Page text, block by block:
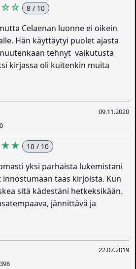
8 / 10
Celaenan luonne ei oikein
Hän käyttäytyi puolet ajasta
tehnyt vaikutusta
kirjassa oli kuitenkin muita
09.11.2020
10 / 10
yksi parhaista lukemistani
innostumaan taas kirjoista. Kun
sitä kädestäni hetkeksikään.
jännittävä ja
22.07.2019